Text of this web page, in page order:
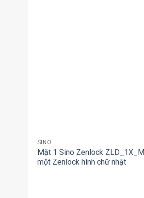
SINO
Mặt 1 Sino Zenlock
một Zenlock hình chữ nhật